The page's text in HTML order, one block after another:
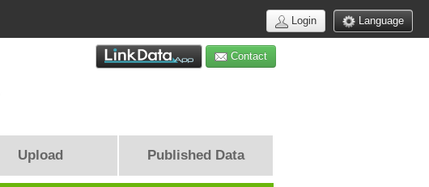
Language
Login
Contact
Upload Published Data